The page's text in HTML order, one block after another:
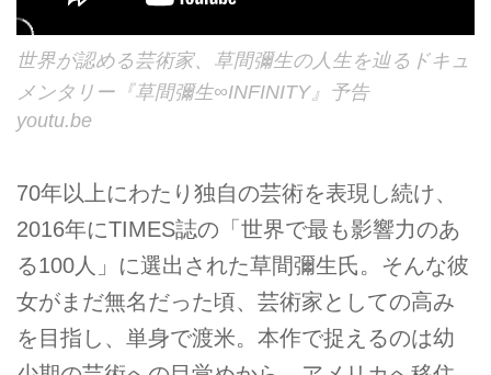
世界が認める芸術家、草間彌生の人生を辿るドキュ
メンタリー『草間彌生∞INFINITY』予告
youtu.be
70年以上にわたり独自の芸術を表現し続け、
2016年にTIMES誌の「世界で最も影響力のあ
る100人」に選出された草間彌生氏。そんな彼
女がまだ無名だった頃、芸術家としての高み
を目指し、単身で渡米。本作で捉えるのは幼